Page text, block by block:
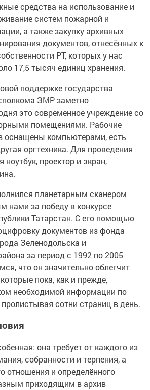
средства на использование и
систем пожарной и
а также закупку архивных
документов, отнесённых к
РТ, которых у нас
17,5 тысяч единиц хранения.
поддержке государства
ЗМР заметно
это современное учреждение со
помещениями. Рабочие
оснащены компьютерами, есть
оргтехника. Для проведения
проектор и экран,
планетарным сканером
нами за победу в конкурсе
Татарстан. С его помощью
документов из фонда
Зеленодольска и
за период с 1992 по 2005
что он значительно облегчит
пока, как и прежде,
необходимой информации по
сотни страниц в день.
она требует от каждого из
собранности и терпения, а
отношения и определённого
приходящим в архив